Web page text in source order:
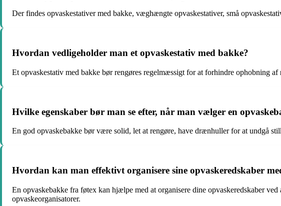
Der findes opvaskestativer med bakke, væghængte opvaskestativer, små
Hvordan vedligeholder man et opvaskestativ med bakke?
Et opvaskestativ med bakke bør rengøres regelmæssigt for at forhindre ophobning
Hvilke egenskaber bør man se efter, når man vælger en
En god opvaskebakke bør være solid, let at rengøre, have drænhuller for at undgå
Hvordan kan man effektivt organisere sine opvaskeredskaber
En opvaskebakke fra føtex kan hjælpe med at organisere dine opvaskeredskaber
opvaskeorganisatorer.